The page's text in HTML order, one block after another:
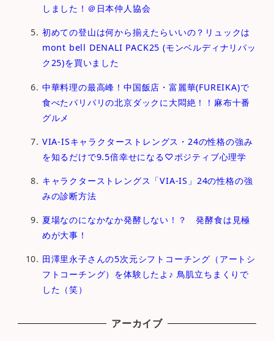
しました！＠日本仲人協会
初めての登山は何から揃えたらいいの？リュックは
mont bell DENALI PACK25 (モンベルディナリパッ
ク25)を買いました
中華料理の最高峰！中国飯店・富麗華(FUREIKA)で
食べたパリパリの北京ダックに大悶絶！！麻布十番
グルメ
VIA-ISキャラクターストレングス・24の性格の強み
を知るだけで9.5倍幸せになる♡ポジティブ心理学
キャラクターストレングス「VIA-IS」24の性格の強
みの診断方法
夏場なのになかなか発酵しない！？ 発酵食は見極
めが大事！
田澤里永子さんの5次元シフトコーチング（アートシ
フトコーチング）を体験したよ♪ 鳥肌立ちまくりで
した（笑）
アーカイブ